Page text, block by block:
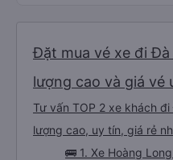
Đặt mua vé xe đi
lượng cao và giá vé
Tư vấn TOP 2 xe khách
lượng cao, uy tín, giá rẻ
🚌 1. Xe Hoàng